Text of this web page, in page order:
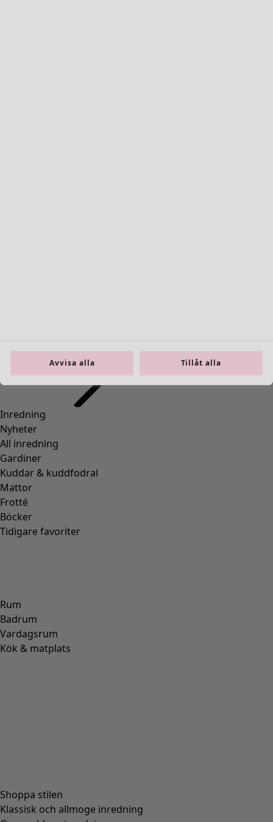
Inredning
Nyheter
All inredning
Gardiner
Kuddar & kuddfodral
Mattor
Frotté
Böcker
Tidigare favoriter
Rum
Badrum
Vardagsrum
Kök & matplats
Shoppa stilen
Klassisk och allmoge inredning
Avvisa alla Tillåt alla